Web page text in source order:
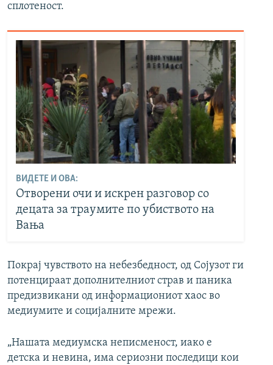
сплотеност.
ВИДЕТЕ И ОВА:
Отворени очи и искрен разговор со
децата за траумите по убиството на
Вања
Покрај чувството на небезбедност, од Сојузот ги
потенцираат дополнителниот страв и паника
предизвикани од информациониот хаос во
медиумите и социјалните мрежи.
„Нашата медиумска неписменост, иако е
детска и невина, има сериозни последици кои